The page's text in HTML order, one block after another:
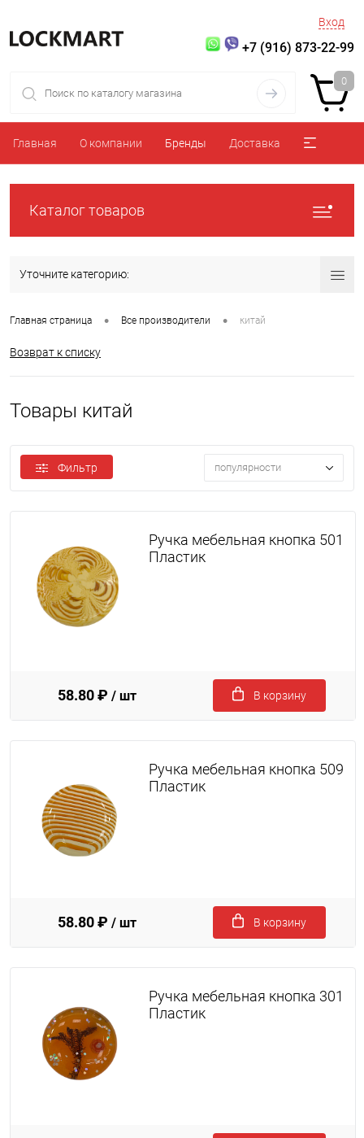
Вход
+7 (916) 873-22-99
0
Главная О компании Бренды Доставка
Каталог товаров
Уточните категорию:
Главная страница • Все производители • китай
Возврат к списку
Товары китай
Фильтр популярности
Ручка мебельная кнопка 501
Пластик
58.80 ₽ / шт В корзину
Ручка мебельная кнопка 509
Пластик
58.80 ₽ / шт В корзину
Ручка мебельная кнопка 301
Пластик